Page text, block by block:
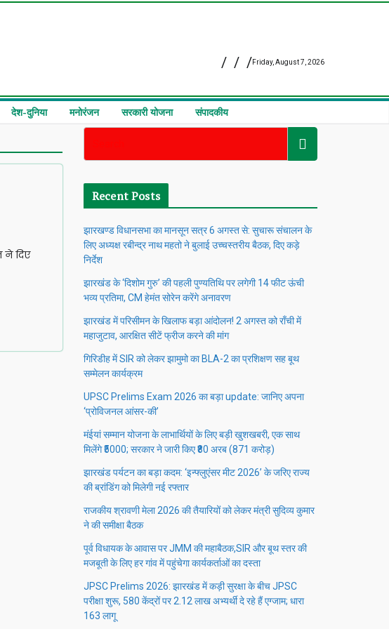
Friday, August 7, 2026
देश-दुनिया मनोरंजन सरकारी योजना संपादकीय
ने दिए
Recent Posts
झारखण्ड विधानसभा का मानसून सत्र 6 अगस्त से: सुचारू संचालन के
लिए अध्यक्ष रबीन्द्र नाथ महतो ने बुलाई उच्चस्तरीय बैठक, दिए कड़े
निर्देश
झारखंड के ‘दिशोम गुरु’ की पहली पुण्यतिथि पर लगेगी 14 फीट ऊंची
भव्य प्रतिमा, CM हेमंत सोरेन करेंगे अनावरण
झारखंड में परिसीमन के खिलाफ बड़ा आंदोलन! 2 अगस्त को राँची में
महाजुटाव, आरक्षित सीटें फ्रीज करने की मांग
गिरिडीह में SIR को लेकर झामुमो का BLA-2 का प्रशिक्षण सह बूथ
सम्मेलन कार्यक्रम
UPSC Prelims Exam 2026 का बड़ा update: जानिए अपना
‘प्रोविजनल आंसर-की’
मंईयां सम्मान योजना के लाभार्थियों के लिए बड़ी खुशखबरी, एक साथ
मिलेंगे ₹5000; सरकार ने जारी किए ₹80 अरब (871 करोड़)
झारखंड पर्यटन का बड़ा कदम: ‘इन्फ्लुएंसर मीट 2026’ के जरिए राज्य
की ब्रांडिंग को मिलेगी नई रफ्तार
राजकीय श्रावणी मेला 2026 की तैयारियों को लेकर मंत्री सुदिव्य कुमार
ने की समीक्षा बैठक
पूर्व विधायक के आवास पर JMM की महाबैठक,SIR और बूथ स्तर की
मजबूती के लिए हर गांव में पहुंचेगा कार्यकर्ताओं का दस्ता
JPSC Prelims 2026: झारखंड में कड़ी सुरक्षा के बीच JPSC
परीक्षा शुरू, 580 केंद्रों पर 2.12 लाख अभ्यर्थी दे रहे हैं एग्जाम; धारा
163 लागू